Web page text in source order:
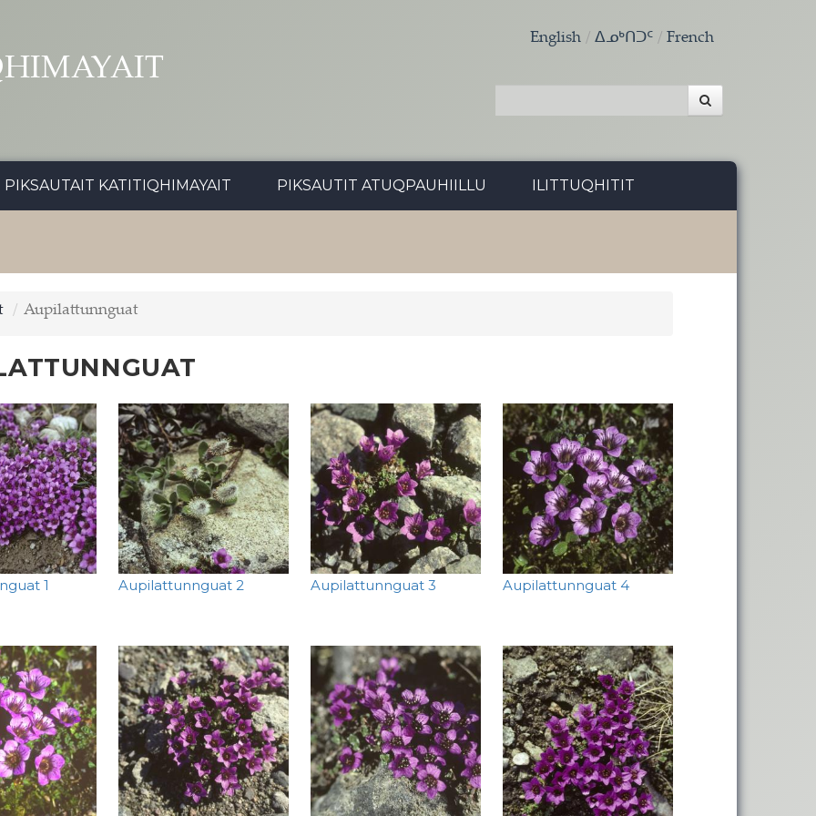
English ᐃᓄᒃᑎᑐᑦ French
PIKSAUTAIT KATITIQHIMAYAIT PIKSAUTIT ATUQPAUHIILLU ILITTUQHITIT
Aupilattunnguat
1 Aupilattunnguat 2 Aupilattunnguat 3 Aupilattunnguat 4